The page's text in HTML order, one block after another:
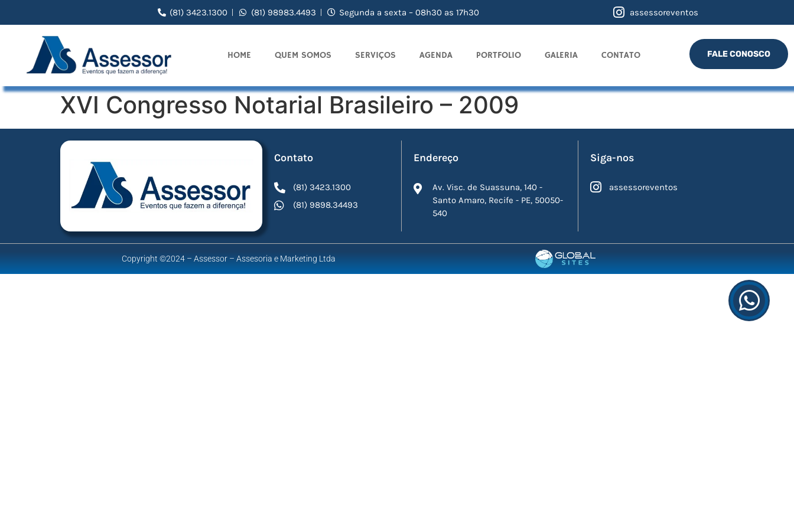
(81) 3423.1300 (81) 98983.4493 Segunda a sexta – 08h30 as 17h30 assessoreventos
HOME QUEM SOMOS SERVIÇOS AGENDA PORTFOLIO GALERIA CONTATO FALE CONOSCO
XVI Congresso Notarial Brasileiro – 2009
Contato
(81) 3423.1300
(81) 9898.34493
Endereço
Av. Visc. de Suassuna, 140 -
Santo Amaro, Recife - PE, 50050-
540
Siga-nos
assessoreventos
Copyright ©2024 – Assessor – Assesoria e Marketing Ltda